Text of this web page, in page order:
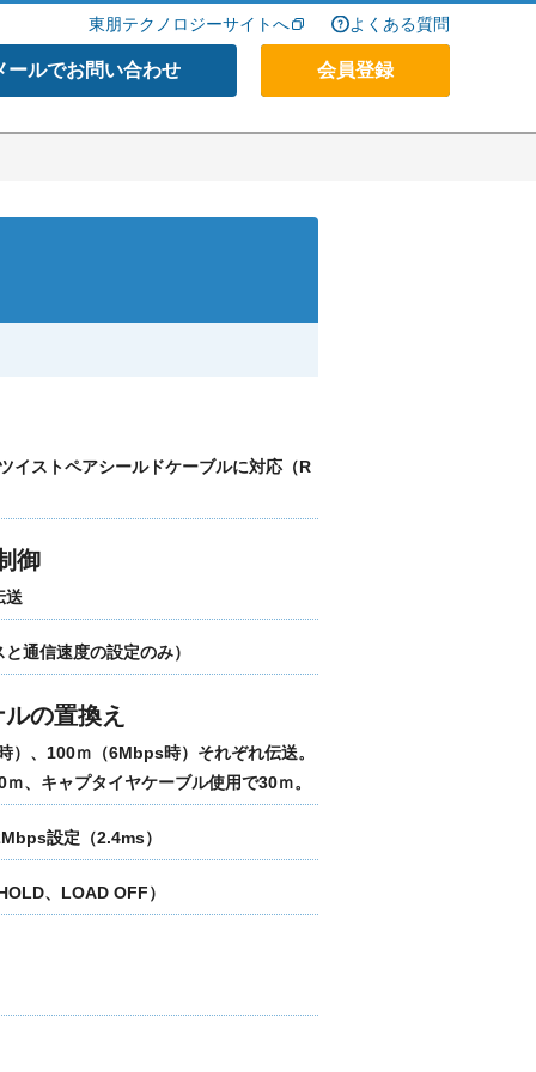
東朋テクノロジーサイトへ よくある質問
ールでお問い合わせ 会員登録
イストペアシールドケーブルに対応（R
御
送
通信速度の設定のみ）
の置換え
、100ｍ（6Mbps時）それぞれ伝送。
、キャプタイヤケーブル使用で30ｍ。
設定（2.4ms）
、LOAD OFF）